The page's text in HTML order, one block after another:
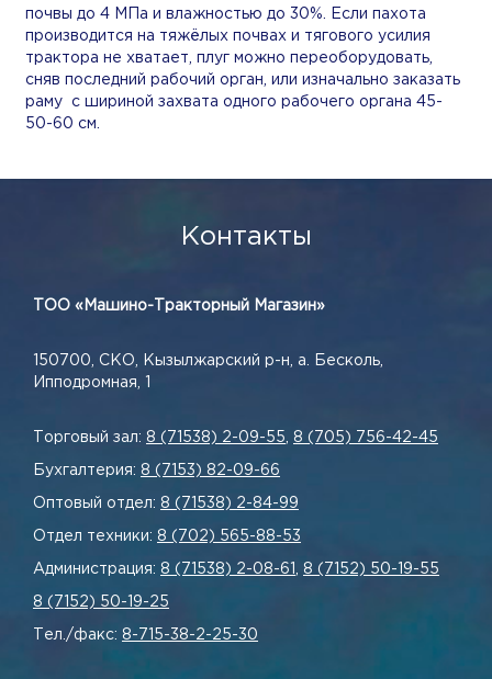
почвы до 4 МПа и влажностью до 30%. Если пахота
производится на тяжёлых почвах и тягового усилия
трактора не хватает, плуг можно переоборудовать,
сняв последний рабочий орган, или изначально заказать
раму с шириной захвата одного рабочего органа 45-
50-60 см.
Контакты
ТОО «Машино-Тракторный Магазин»
150700, СКО, Кызылжарский р-н, а. Бесколь,
Ипподромная, 1
Торговый зал: 8 (71538) 2-09-55 8 (705) 756-42-45
Бухгалтерия: 8 (7153) 82-09-66
Оптовый отдел: 8 (71538) 2-84-99
Отдел техники: 8 (702) 565-88-53
Администрация: 8 (71538) 2-08-61 8 (7152) 50-19-55
8 (7152) 50-19-25
Тел./факс: 8-715-38-2-25-30